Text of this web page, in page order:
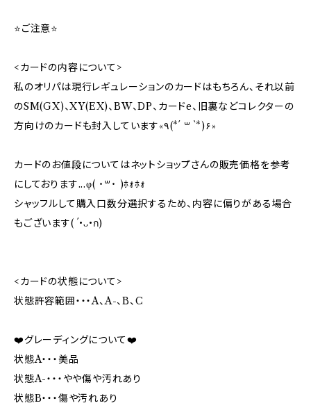
⭐️ご注意⭐️
<カードの内容について>
私のオリパは現行レギュレーションのカードはもちろん、それ以前
のSM(GX)、XY(EX)、BW、DP、カードe、旧裏などコレクターの
方向けのカードも封入しています«٩(*´ ꒳ `*)۶»
カードのお値段についてはネットショップさんの販売価格を参考
にしております...φ( ˙꒳​˙ )ﾎｫﾎｫ
シャッフルして購入口数分選択するため、内容に偏りがある場合
もございます( ´•ᴗ•ก)
<カードの状態について>
状態許容範囲・・・A、A-、B、C
❤️グレーディングについて❤️
状態A・・・美品
状態A-・・・やや傷や汚れあり
状態B・・・傷や汚れあり